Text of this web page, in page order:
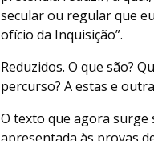
secular ou regular que
ofício da Inquisição”.
Reduzidos. O que são?
percurso? A estas e
O texto que agora surge